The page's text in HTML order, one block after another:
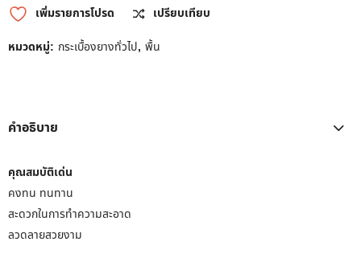
เพิ่มรายการโปรด
เปรียบเทียบ
หมวดหมู่: กระเบื้องยางทั่วไป, พื้น
คำอธิบาย
คุณสมบัติเด่น
คงทน ทนทาน
สะดวกในการทำความสะอาด
ลวดลายสวยงาม